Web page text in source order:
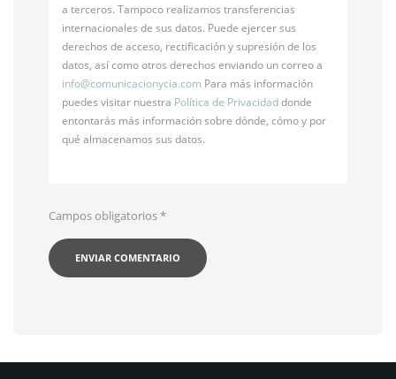
a terceros. Tampoco realizamos transferencias
internacionales de sus datos. Puede ejercer sus
derechos de acceso, rectificación y supresión de los
datos, así como otros derechos enviando un correo a
info@comunicacionycia.com Para más información
puedes visitar nuestra Política de Privacidaddonde
entontarás más información sobre dónde, cómo y por
qué almacenamos sus datos.
Campos obligatorios*